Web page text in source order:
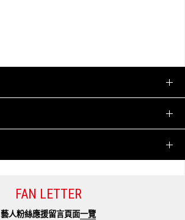
FAN LETTER
藝人粉絲應援留言頁面一覽